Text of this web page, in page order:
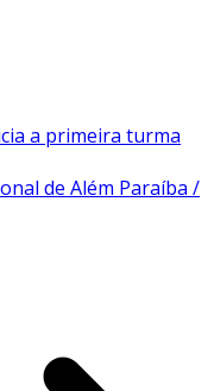
a primeira turma
de Além Paraíba /